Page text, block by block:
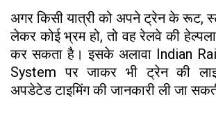
अगर किसी यात्री को अपने ट्रेन के रूट,
लेकर कोई भ्रम हो, तो वह रेलवे की
कर सकता है। इसके अलावा Indian
System पर जाकर भी ट्रेन की
अपडेटेड टाइमिंग की जानकारी ली जा